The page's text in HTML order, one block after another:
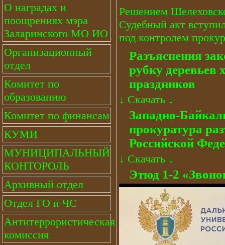
О наградах и
поощрениях мэра
Заларинского МО ИО
Организационный
отдел
Комитет по
образованию
Комитет по финансам
КУМИ
МУНИЦИПАЛЬНЫЙ
КОНТОРОЛЬ
Архивный отдел
Отдел ГО и ЧС
Антитеррористическая
комиссия
Решением
Судебный акт
под контролем
Разъяснения
рубку деревьев
праздников
↓ Скачать ↓
Западно-
прокуратура
Российской
↓ Скачать ↓
Этюд 1-2